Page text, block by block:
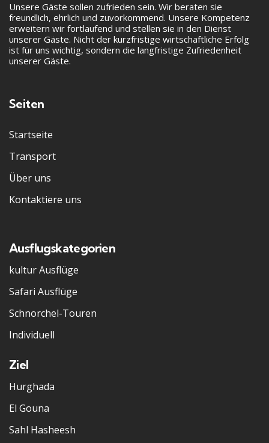
Unsere Gäste sollen zufrieden sein. Wir beraten sie
freundlich, ehrlich und zuvorkommend. Unsere Kompetenz
erweitern wir fortlaufend und stellen sie in den Dienst
unserer Gäste. Nicht der kurzfristige wirtschaftliche Erfolg
ist für uns wichtig, sondern die langfristige Zufriedenheit
unserer Gäste.
Seiten
Startseite
Transport
Über uns
Kontaktiere uns
Ausflugskategorien
kultur Ausflüge
Safari Ausflüge
Schnorchel-Touren
Individuell
Ziel
Hurghada
El Gouna
Sahl Hasheesh